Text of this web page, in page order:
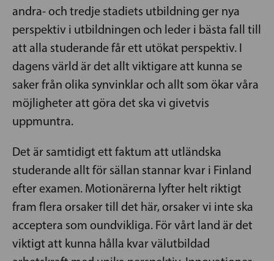
andra- och tredje stadiets utbildning ger nya
perspektiv i utbildningen och leder i bästa fall till
att alla studerande får ett utökat perspektiv. I
dagens värld är det allt viktigare att kunna se
saker från olika synvinklar och allt som ökar våra
möjligheter att göra det ska vi givetvis
uppmuntra.
Det är samtidigt ett faktum att utländska
studerande allt för sällan stannar kvar i Finland
efter examen. Motionärerna lyfter helt riktigt
fram flera orsaker till det här, orsaker vi inte ska
acceptera som oundvikliga. För vårt land är det
viktigt att kunna hålla kvar välutbildad